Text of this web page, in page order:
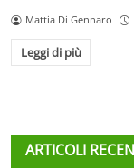
Mattia Di Gennaro
Leggi di più
ARTICOLI